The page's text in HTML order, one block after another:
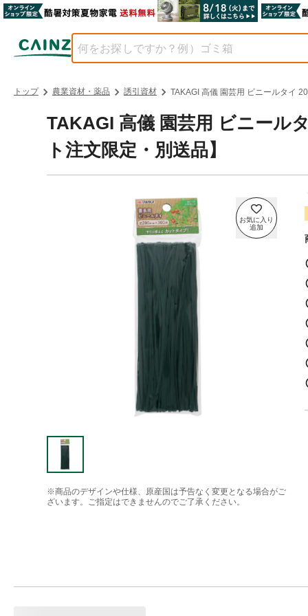
トップ 農業資材・薬品 誘引資材 TAKAGI 高儀 園芸用 ビニールタイ
TAKAGI 高儀 園芸用 ビニール
ト注文限定・別送品】
※商品のデザインや仕様、原産国は予告なく変更となる場合がご
ざいます。ご指定はできませんのでご了承ください。